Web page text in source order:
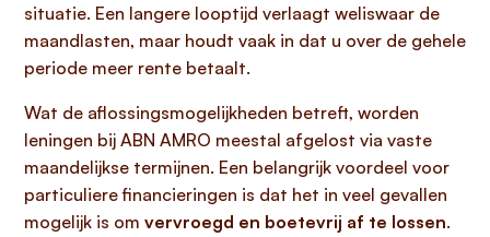
situatie. Een langere looptijd verlaagt weliswaar de
maandlasten, maar houdt vaak in dat u over de gehele
periode meer rente betaalt.
Wat de aflossingsmogelijkheden betreft, worden
leningen bij ABN AMRO meestal afgelost via vaste
maandelijkse termijnen. Een belangrijk voordeel voor
particuliere financieringen is dat het in veel gevallen
mogelijk is om vervroegd en boetevrij af te lossen.